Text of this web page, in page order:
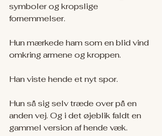
symboler og kropslige
fornemmelser.
Hun mærkede ham som en blid vind
omkring armene og kroppen.
Han viste hende et nyt spor.
Hun så sig selv træde over på en
anden vej. Og i det øjeblik faldt en
gammel version af hende væk.